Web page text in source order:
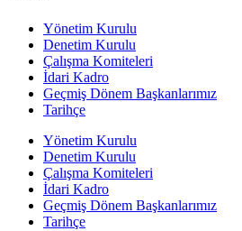
Yönetim Kurulu
Denetim Kurulu
Çalışma Komiteleri
İdari Kadro
Geçmiş Dönem Başkanlarımız
Tarihçe
Yönetim Kurulu
Denetim Kurulu
Çalışma Komiteleri
İdari Kadro
Geçmiş Dönem Başkanlarımız
Tarihçe